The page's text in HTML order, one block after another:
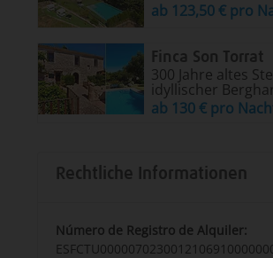
ab 123,50 € pro
Finca Son Torrat
300 Jahre altes
idyllischer
ab 130 € pro
Rechtliche Informationen
Número de Registro de Alquiler: